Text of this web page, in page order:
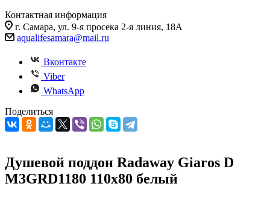
Контактная информация
г. Самара, ул. 9-я просека 2-я линия, 18А
aqualifesamara@mail.ru
Вконтакте
Viber
WhatsApp
Поделиться
Душевой поддон Radaway Giaros D
M3GRD1180 110x80 белый